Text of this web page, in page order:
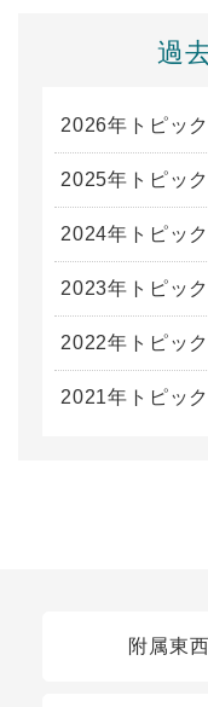
過
2026年トピッ
2025年トピッ
2024年トピッ
2023年トピッ
2022年トピッ
2021年トピッ
附属東